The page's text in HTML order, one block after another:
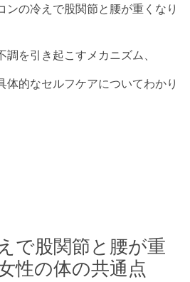
ンの冷えで股関節と腰が重くなり
を引き起こすメカニズム、
体的なセルフケアについてわかり
で股関節と腰が重
性の体の共通点